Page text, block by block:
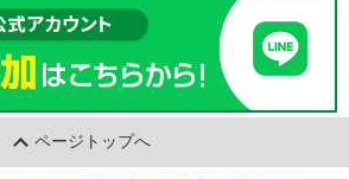
ページトップへ